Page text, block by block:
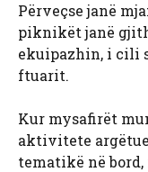
Përveçse janë
piknikët janë
ekuipazhin, i cili
ftuarit.
Kur mysafirët
aktivitete
tematikë në